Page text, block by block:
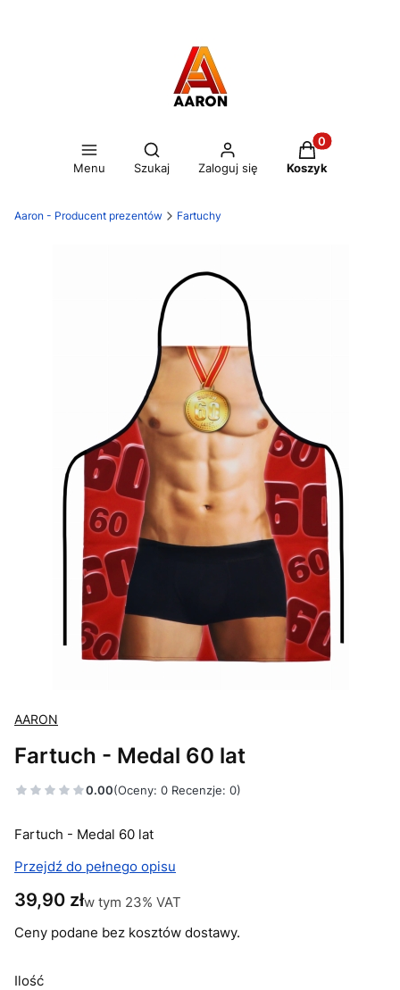
Menu
Otwórz wyszukiwarkę
Szukaj Zaloguj się
Produkty w
Koszyk
Aaron - Producent prezentów Fartuchy
AARON
Fartuch - Medal 60 lat
0.00(Oceny: 0 Recenzje: 0)
Fartuch - Medal 60 lat
Przejdź do pełnego opisu
Cena
39,90 złw tym 23% VAT
w tym 23% VAT
Ceny podane bez kosztów dostawy.
Ilość